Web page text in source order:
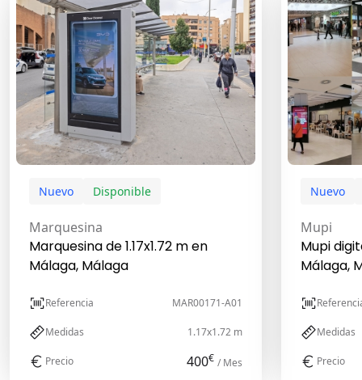
Nuevo Disponible
Marquesina
Marquesina de 1.17x1.72 m en
Málaga, Málaga
Referencia MAR00171-A01
Medidas 1.17x1.72 m
Precio 400€ / Mes
Nuevo
Mupi
Mupi
Málaga,
Medidas
Precio